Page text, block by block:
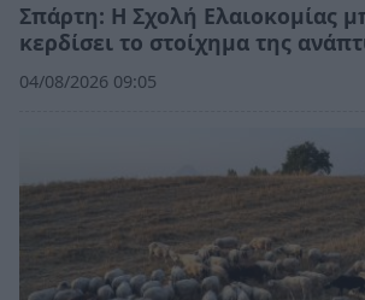
Σπάρτη: Η Σχολή Ελαιοκομίας
κερδίσει το στοίχημα της
04/08/2026 09:05